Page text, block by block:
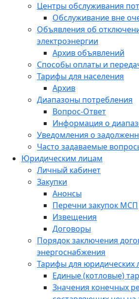
Центры обслуживания
Обслуживание вне
Объявления об
электроэнергии
Архив объявлений
Способы оплаты и
Тарифы для населения
Архив
Диапазоны потребления
Вопрос-Ответ
Информация о
Уведомления о
Часто задаваемые
Юридическим лицам
Личный кабинет
Закупки
Анонсы
Перечни закупок МСП
Извещения
Договоры
Порядок заключения
энергоснабжения
Тарифы для юридических
Единые (котловые)
Значения конечных